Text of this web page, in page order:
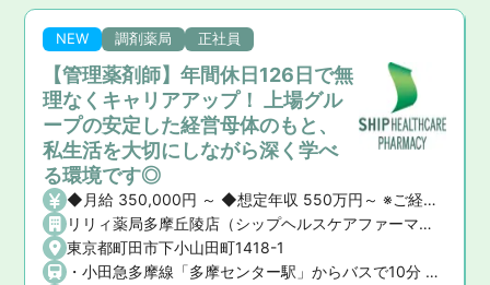
NEW 調剤薬局 正社員
【管理薬剤師】年間休日126日で無
理なくキャリアアップ！ 上場グル
ープの安定した経営母体のもと、
私生活を大切にしながら深く学べ
る環境です◎
◆月給 350,000円 ～ ◆想定年収 550万円～ ※ご経験や前職の給与を考慮の上、決定いたします。 ◆昇給・賞与 ・昇給： あり ・賞与： あり（年2回）
リリィ薬局多摩丘陵店（シップヘルスケアファーマシー株式会社）
東京都町田市下小山田町1418-1
・小田急多摩線「多摩センター駅」からバスで10分 ・小田急小田原線「町田駅」からバスで25分 ★マイカー通勤OK！